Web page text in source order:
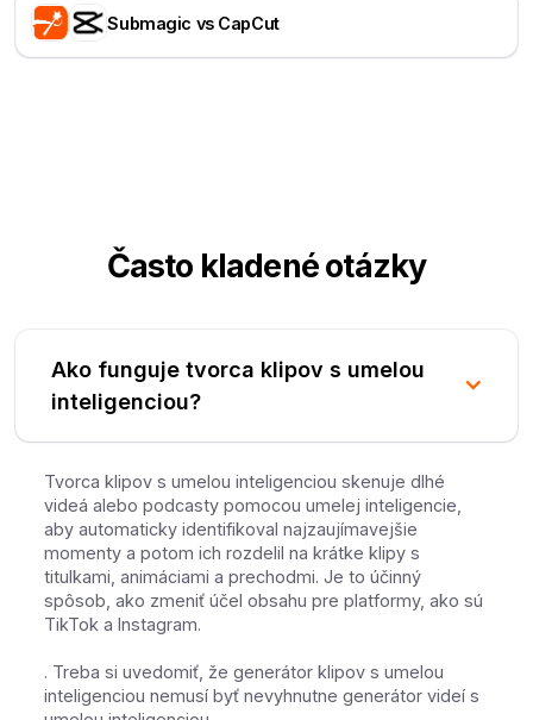
Submagic vs CapCut
Často kladené otázky
Ako funguje tvorca klipov s umelou
inteligenciou?
Tvorca klipov s umelou inteligenciou skenuje dlhé
videá alebo podcasty pomocou umelej inteligencie,
aby automaticky identifikoval najzaujímavejšie
momenty a potom ich rozdelil na krátke klipy s
titulkami, animáciami a prechodmi. Je to účinný
spôsob, ako zmeniť účel obsahu pre platformy, ako sú
TikTok a Instagram.
. Treba si uvedomiť, že generátor klipov s umelou
inteligenciou nemusí byť nevyhnutne generátor videí s